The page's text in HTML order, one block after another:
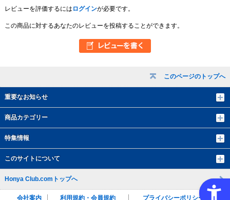
このページのトップへ
重要なお知らせ
商品カテゴリー
特集情報
このサイトについて
レビューを評価するには ログインが必要です。
この商品に対するあなたのレビューを投稿することができます。
Honya Club.comトップへ
会社案内 利用規約・会員規約 プライバシーポリシー